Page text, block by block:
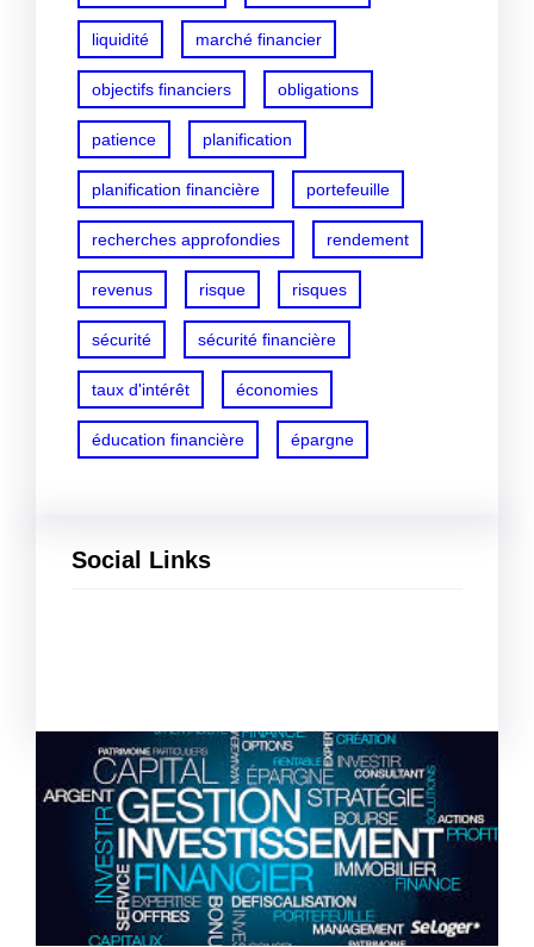
liquidité marché financier
objectifs financiers obligations
patience planification
planification financière portefeuille
recherches approfondies rendement
revenus risque risques
sécurité sécurité financière
taux d'intérêt économies
éducation financière épargne
Social Links